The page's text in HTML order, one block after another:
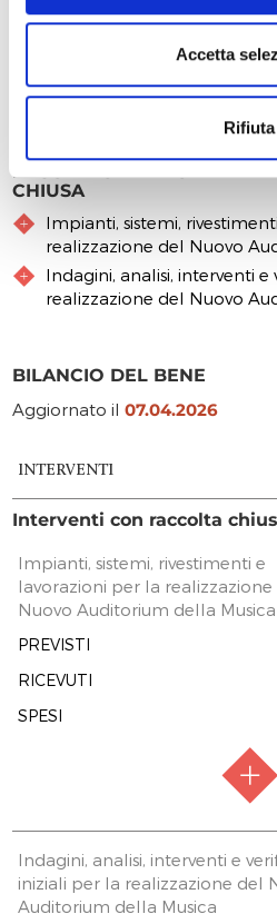
Accetta
Rifiuta
associazioni sportive forlivesi
potenziare spazi e attività in
scuole e alla comunità
DESCRIZIONE DEGLI
CHIUSA
Impianti, sistemi,
realizzazione del Nuovo
Indagini, analisi, interventi
realizzazione del Nuovo
BILANCIO DEL BENE
Aggiornato il07.04.2026
INTERVENTI
Interventi con raccolta
Impianti, sistemi, rivestimenti e
lavorazioni per la realizzazione
Nuovo Auditorium della Musica
PREVISTI
RICEVUTI
SPESI
FASE ATTUATIVA Fine
Indagini, analisi, interventi e
iniziali per la realizzazione del
Auditorium della Musica